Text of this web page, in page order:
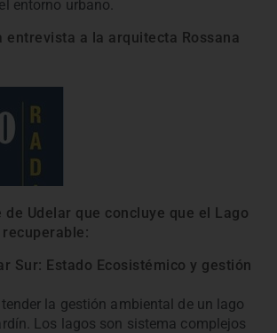
entorno urbano.
entrevista a la arquitecta Rossana
Udelar que concluye que el Lago
Sur: Estado Ecosistémico y gestión
la gestión ambiental de un lago
Los lagos son sistema complejos